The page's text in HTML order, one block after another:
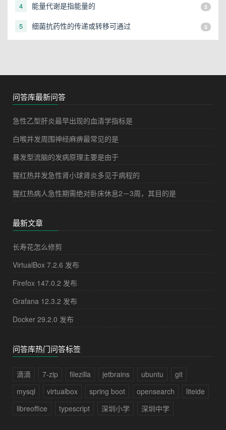
4 能量代谢是指能量的 5
5 细菌抗药性的传递或转移可通过 5
问答库最新问答
急性乙型肝炎最早出现的血清学指标是
白喉并发周围神经麻痹最常见的是
暴发型流脑的发病原理主要是由于
猩红热并发急性肾小球肾炎多见于病程的
猩红热病人急性期需绝对卧床休息2－3周，其目的是
最新文章
长寿花怎么修剪
VirtualBox 7.2.6 发布
Firefox 147.0.2 发布
Grafana 12.3.2 发布
Docker 29.2.0 发布
问答库热门问答标签
滴滴 7-zip filezilla jetbrains ubuntu
git
mysql
virtualbox spring boot opensearch
liteide
libreoffice
typescript 深圳小学 深圳中学